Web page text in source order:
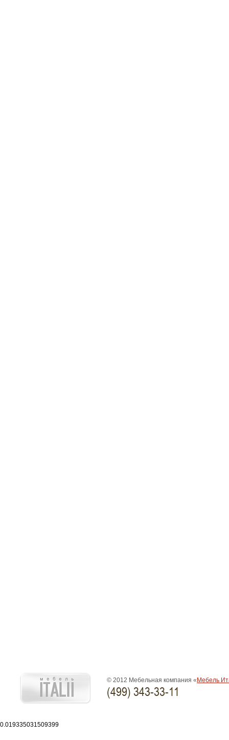
© 2012 Мебельная компания « Мебель
(499) 343-33-11
0.019335031509399